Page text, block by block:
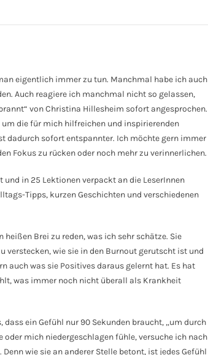
eigentlich immer zu tun. Manchmal habe ich auch
Auch reagiere ich manchmal nicht so gelassen,
von Christina Hillesheim sofort angesprochen.
die für mich hilfreichen und inspirierenden
dadurch sofort entspannter. Ich möchte gern immer
Fokus zu rücken oder noch mehr zu verinnerlichen.
in 25 Lektionen verpackt an die LeserInnen
Tipps, kurzen Geschichten und verschiedenen
Brei zu reden, was ich sehr schätze. Sie
verstecken, wie sie in den Burnout gerutscht ist und
auch was sie Positives daraus gelernt hat. Es hat
was immer noch nicht überall als Krankheit
ein Gefühl nur 90 Sekunden braucht, „um durch
mich niedergeschlagen fühle, versuche ich nach
wie sie an anderer Stelle betont, ist jedes Gefühl